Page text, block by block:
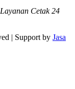
Cetak 24
| Support by Jasa